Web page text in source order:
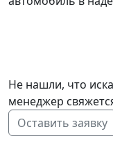
Не нашли, что
менеджер
Оставить заявку